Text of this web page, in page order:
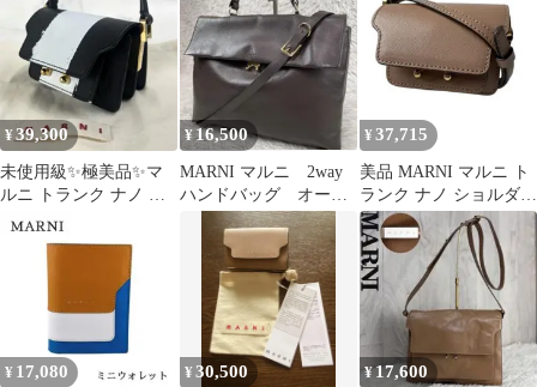
¥39,300
未使用級✨極美品✨マ
ルニ トランク ナノ レ
ザー ショルダーバッグ
¥16,500
MARNI マルニ 2way
ハンドバッグ オール
レザー ブラウン シ
ョルダー
¥ 37,715
美品 MARNI マルニ ト
ランク ナノ ショルダー
バッグ
¥ 17,080 ¥30,500 ¥17,600